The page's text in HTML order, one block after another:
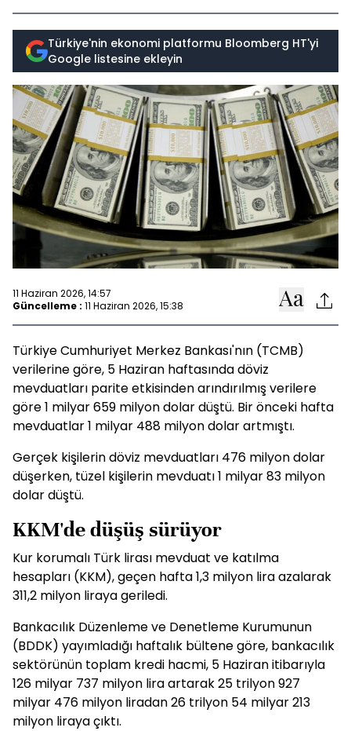
Türkiye'nin ekonomi platformu Bloomberg HT'yi
Google listesine ekleyin
11 Haziran 2026, 14:57
Güncelleme : 11 Haziran 2026, 15:38
Türkiye Cumhuriyet Merkez Bankası'nın (TCMB)
verilerine göre, 5 Haziran haftasında döviz
mevduatları parite etkisinden arındırılmış verilere
göre 1 milyar 659 milyon dolar düştü. Bir önceki hafta
mevduatlar 1 milyar 488 milyon dolar artmıştı.
Gerçek kişilerin döviz mevduatları 476 milyon dolar
düşerken, tüzel kişilerin mevduatı 1 milyar 83 milyon
dolar düştü.
KKM'de düşüş sürüyor
Kur korumalı Türk lirası mevduat ve katılma
hesapları (KKM), geçen hafta 1,3 milyon lira azalarak
311,2 milyon liraya geriledi.
Bankacılık Düzenleme ve Denetleme Kurumunun
(BDDK) yayımladığı haftalık bültene göre, bankacılık
sektörünün toplam kredi hacmi, 5 Haziran itibarıyla
126 milyar 737 milyon lira artarak 25 trilyon 927
milyar 476 milyon liradan 26 trilyon 54 milyar 213
milyon liraya çıktı.